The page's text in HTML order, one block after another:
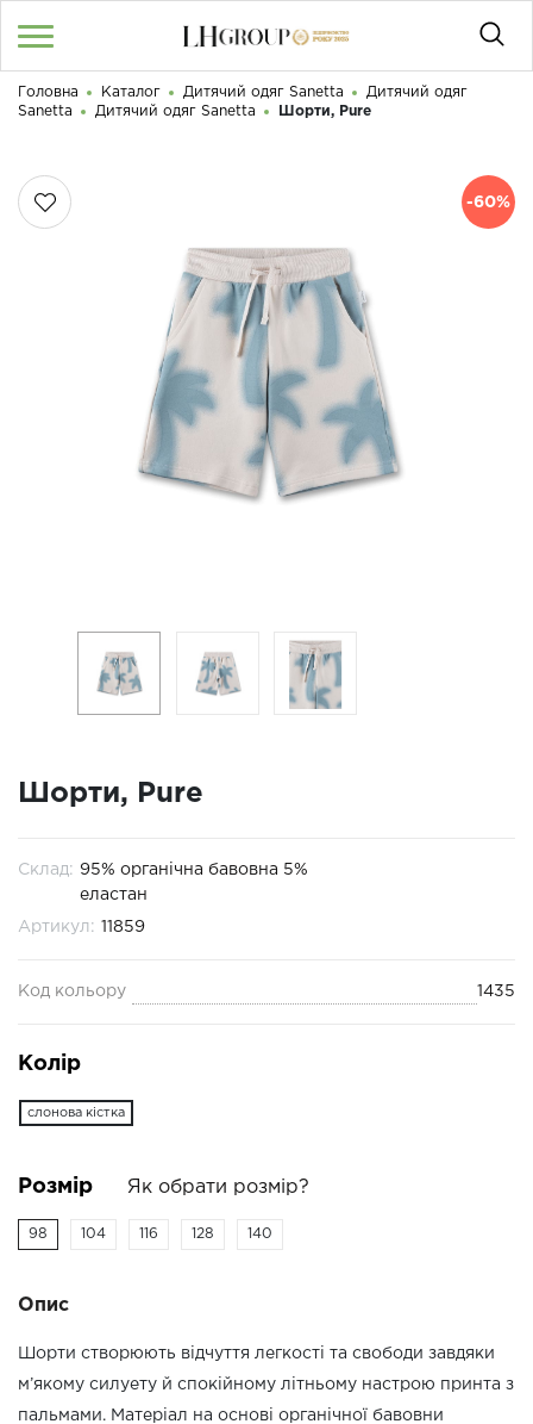
UA | RU
КАТАЛОГ
Графік роботи з 9:00 до 21:00
Доброго дня! Що Ви шукаєте?
Головна Каталог Дитячий одяг Sanetta
Дитячий одяг
Sanetta
Дитячий одяг Sanetta Шорти, Pure
-60%
Шорти, Pure
Склад: 95% органічна бавовна 5%
еластан
Артикул: 11859
Код кольору 1435
Колір
слонова кістка
Розмір Як обрати розмір?
98 104 116 128 140
Опис
Шорти створюють відчуття легкості та свободи завдяки
м’якому силуету й спокійному літньому настрою принта з
пальмами. Матеріал на основі органічної бавовни